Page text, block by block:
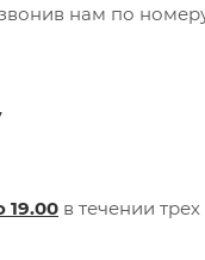
нам по номеру
19.00 в течении